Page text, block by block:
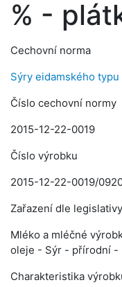
% -
Cechovní norma
Sýry eidamského typu
Číslo cechovní normy
2015-12-22-0019
Číslo výrobku
2015-12-22-0019/
Zařazení dle legislativy
Mléko a mléčné
oleje - Sýr - přírodní -
Charakteristika